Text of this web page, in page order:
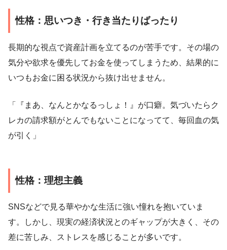
性格：思いつき・行き当たりばったり
長期的な視点で資産計画を立てるのが苦手です。その場の
気分や欲求を優先してお金を使ってしまうため、結果的に
いつもお金に困る状況から抜け出せません。
「『まあ、なんとかなるっしょ！』が口癖。気づいたらク
レカの請求額がとんでもないことになってて、毎回血の気
が引く」
性格：理想主義
SNSなどで見る華やかな生活に強い憧れを抱いていま
す。しかし、現実の経済状況とのギャップが大きく、その
差に苦しみ、ストレスを感じることが多いです。